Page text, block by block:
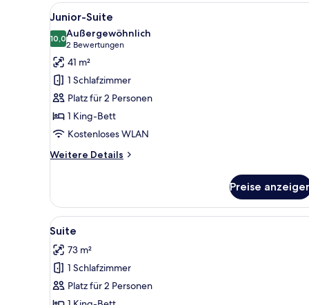
Zweibettzimmer
Alle
Fotos
für
Junior-
Suite
anzeigen
Ein Hotelzimmer mit einem
4
Junior-Suite
10,010,0 von 10
Außergewöhnlich
2 Bewertungen
(2
Bewertungen)
41 m²
1 Schlafzimmer
Platz für 2 Personen
1 King-Bett
Kostenloses WLAN
Weitere Details
Weitere
Suite
Preise
Alle
Fotos
für
Suite
anzeigen
Ein Zimmer mit einem Bett,
4
Suite
73 m²
1 Schlafzimmer
Platz für 2 Personen